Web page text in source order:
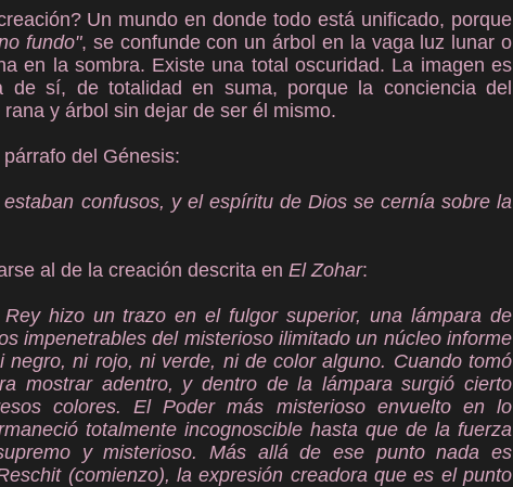
Un mundo en donde todo está unificado, porque
fundo", se confunde con un árbol en la vaga luz lunar o
en la sombra. Existe una total oscuridad. La imagen es
de sí, de totalidad en suma, porque la conciencia del
y árbol sin dejar de ser él mismo.
del Génesis:
confusos, y el espíritu de Dios se cernía sobre la
al de la creación descrita en El Zohar:
hizo un trazo en el fulgor superior, una lámpara de
impenetrables del misterioso ilimitado un núcleo informe
ni rojo, ni verde, ni de color alguno. Cuando tomó
mostrar adentro, y dentro de la lámpara surgió cierto
colores. El Poder más misterioso envuelto en lo
totalmente incognoscible hasta que de la fuerza
y misterioso. Más allá de ese punto nada es
(comienzo), la expresión creadora que es el punto